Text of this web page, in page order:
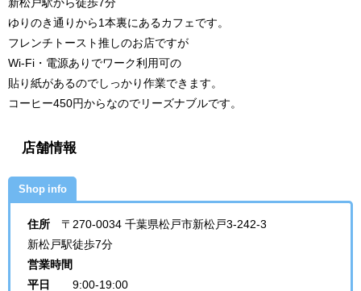
新松戸駅から徒歩7分
ゆりのき通りから1本裏にあるカフェです。
フレンチトースト推しのお店ですが
Wi-Fi・電源ありでワーク利用可の
貼り紙があるのでしっかり作業できます。
コーヒー450円からなのでリーズナブルです。
店舗情報
Shop info
住所 〒270-0034 千葉県松戸市新松戸3-242-3
新松戸駅徒歩7分
営業時間
平日
9:00-19:00